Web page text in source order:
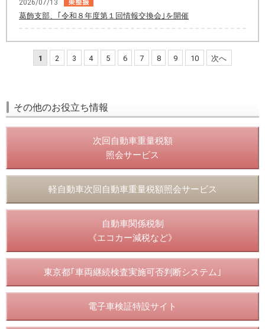
2026/07/13
葛飾支部、｢令和８年度第１回情報交換会｣を開催
1 2 3 4 5 6 7 8 9 10 次へ
その他のお役立ち情報
次回自動車重量税額
照会サービス
軽自動車次回自動車重量税額照会サービス
自動車関係税制
《エコカー減税など》
東京都｢車両継続検査実施可否判断システム｣
電子車検証特設サイト